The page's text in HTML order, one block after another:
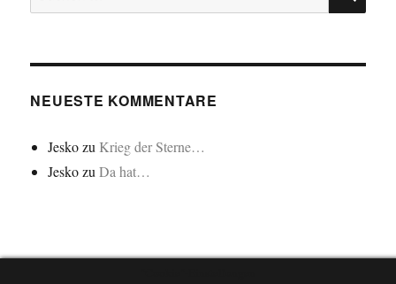
nach:
NEUESTE KOMMENTARE
Jeskozu Krieg der Sterne…
JeskozuDa hat…